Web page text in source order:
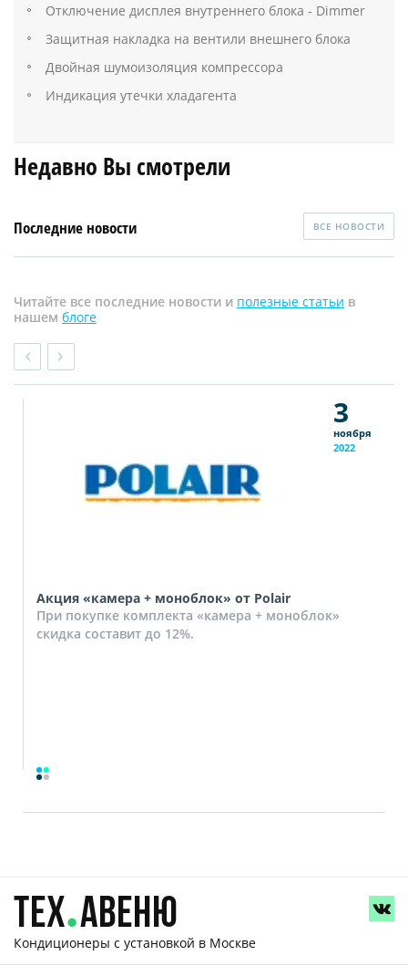
Отключение дисплея внутреннего блока - Dimmer
Защитная накладка на вентили внешнего блока
Двойная шумоизоляция компрессора
Индикация утечки хладагента
Недавно Вы смотрели
Последние новости ВСЕ НОВОСТИ
Читайте все последние новости и полезные статьи в
нашем блоге
3
ноября
2022
Акция «камера + моноблок» от Polair
При покупке комплекта «камера + моноблок»
скидка составит до 12%.
Кондиционеры с установкой в Москве